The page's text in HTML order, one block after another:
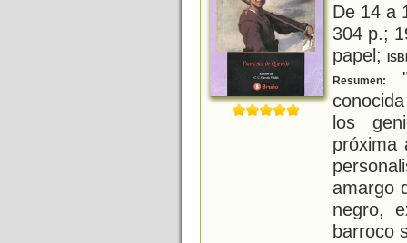
De 14 a
304 p.;
papel;
Resumen:
los
próxima
amargo
negro,
barroco